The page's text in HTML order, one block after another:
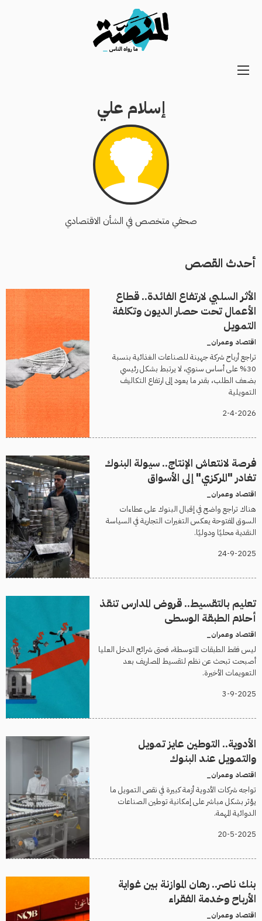
Main
إسلام علي
صحفي متخصص في الشأن الاقتصادي
أحدث القصص
الأثر السلبي لارتفاع الفائدة.. قطاع
الأعمال تحت حصار الديون وتكلفة
التمويل
اقتصاد وعمران_
تراجع أرباح شركة جهينة للصناعات الغذائية بنسبة
30% على أساس سنوي، لا يرتبط بشكل رئيسي
بضعف الطلب، بقدر ما يعود إلى ارتفاع التكاليف
التمويلية
2-4-2026
فرصة لانتعاش الإنتاج.. سيولة البنوك
تغادر "المركزي" إلى الأسواق
اقتصاد وعمران_
هناك تراجع واضح في إقبال البنوك على عطاءات
السوق المفتوحة يعكس التغيرات التجارية في السياسة
النقدية محليًا ودوليًا.
24-9-2025
تعليم بالتقسيط.. قروض المدارس تنقذ
أحلام الطبقة الوسطى
اقتصاد وعمران_
ليس فقط الطبقات المتوسطة، فحتى شرائح الدخل العليا
أصبحت تبحث عن نظم لتقسيط المصاريف بعد
التعويمات الأخيرة.
3-9-2025
الأدوية.. التوطين عايز تمويل
والتمويل عند البنوك
اقتصاد وعمران_
تواجه شركات الأدوية أزمة كبيرة في نقص التمويل ما
يؤثر بشكل مباشر على إمكانية توطين الصناعات
الدوائية المهمة.
20-5-2025
بنك ناصر.. رهان الموازنة بين غواية
الأرباح وخدمة الفقراء
اقتصاد وعمران_